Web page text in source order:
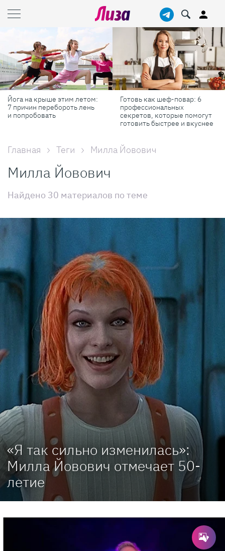
Готовь как шеф-повар: 6
профессиональных
секретов, которые помогут
Масштабные приключения:
самые красивые фестивали
России в августе
Главная Теги Милла Йовович
Милла Йовович
Найдено 30 материалов по теме
«Я так сильно изменилась»:
Милла Йовович отмечает 50-
летие